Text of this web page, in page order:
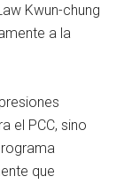
Kwun-chung
a la
el PCC, sino
que